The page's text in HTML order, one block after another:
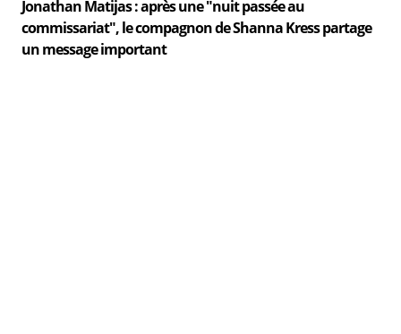
Jonathan Matijas : après une "nuit passée au
commissariat", le compagnon de Shanna Kress partage
un message important